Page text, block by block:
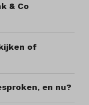
& Co
of
en nu?